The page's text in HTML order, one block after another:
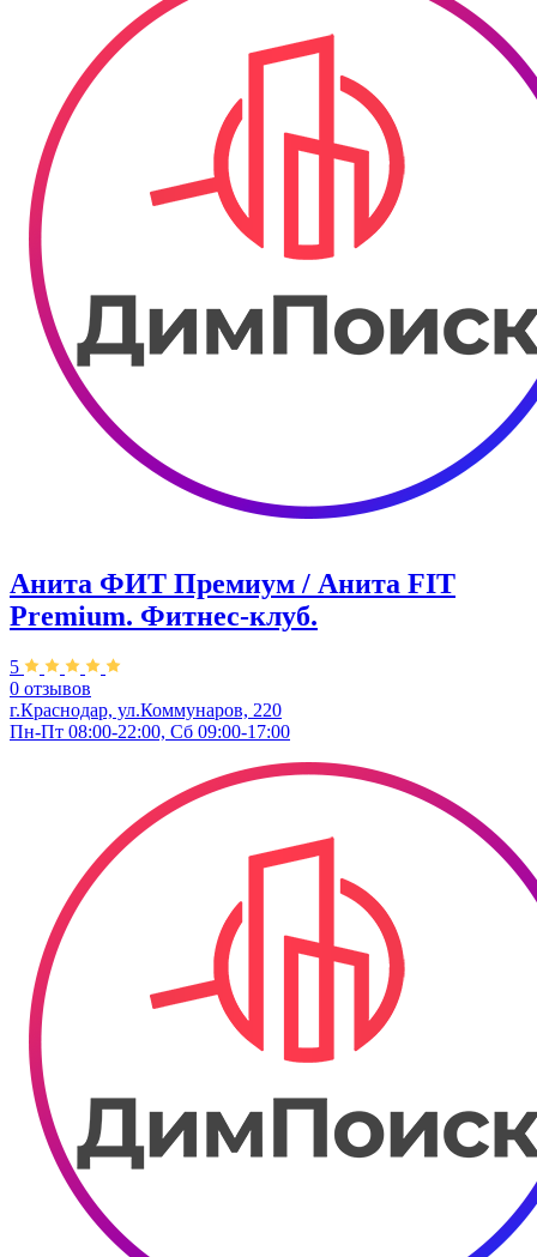
Анита ФИТ Премиум / Анита FIT
Premium. Фитнес-клуб.
5
0 отзывов
г.Краснодар, ул.Коммунаров, 220
Пн-Пт 08:00-22:00, Сб 09:00-17:00